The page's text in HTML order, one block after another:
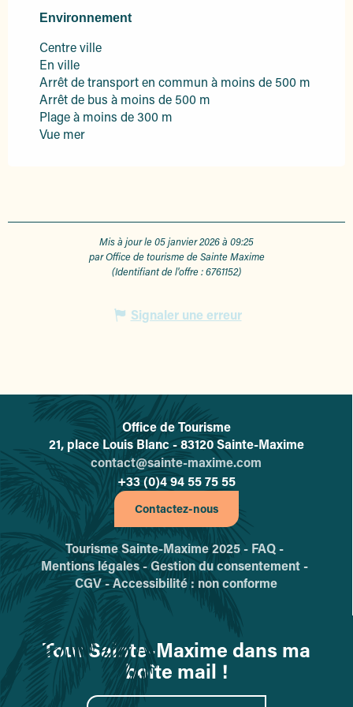
Environnement
Environnement
Centre ville
En ville
Arrêt de transport en commun à moins de 500 m
Arrêt de bus à moins de 500 m
Plage à moins de 300 m
Vue mer
Mis à jour le 05 janvier 2026 à 09:25
par Office de tourisme de Sainte Maxime
(Identifiant de l'offre :6761152)
Signaler une erreur
L'office de tourisme de Sainte-
Office de Tourisme
21, place Louis Blanc - 83120 Sainte-Maxime
contact@sainte-maxime.com
+33 (0)4 94 55 75 55
Contactez-nous
Tourisme Sainte-Maxime 2025 - FAQ -
Mentions légales -Gestion du consentement -
CGV -Accessibilité : non conforme
Tout Sainte-Maxime dans ma
boîte mail !